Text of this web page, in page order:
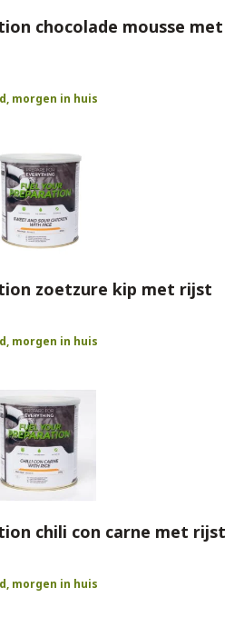
chocolade mousse met
morgen in huis
zoetzure kip met rijst
morgen in huis
chili con carne met rijst
morgen in huis